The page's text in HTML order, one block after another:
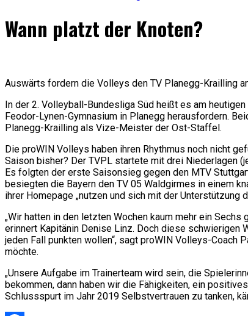
Wann platzt der Knoten?
Auswärts fordern die Volleys den TV Planegg-Krailling
In der 2. Volleyball-Bundesliga Süd heißt es am
Feodor-Lynen-Gymnasium in Planegg herausfordern.
Planegg-Krailling als Vize-Meister der Ost-Staffel.
Die proWIN Volleys haben ihren Rhythmus noch nicht
Saison bisher? Der TVPL startete mit drei Niederlagen
Es folgten der erste Saisonsieg gegen den MTV
besiegten die Bayern den TV 05 Waldgirmes in einem
ihrer Homepage „nutzen und sich mit der Unterstützung
„Wir hatten in den letzten Wochen kaum mehr ein
erinnert Kapitänin Denise Linz. Doch diese schwierigen
jeden Fall punkten wollen“, sagt proWIN Volleys-
möchte.
„Unsere Aufgabe im Trainerteam wird sein, die
bekommen, dann haben wir die Fähigkeiten, ein
Schlussspurt im Jahr 2019 Selbstvertrauen zu tanken,